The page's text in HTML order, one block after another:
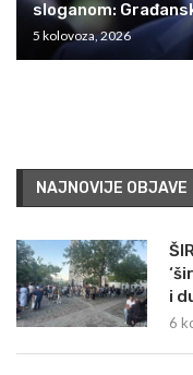
sloganom:
5 kolovoza, 2026
NAJNOVIJE OBJAVE
i
6